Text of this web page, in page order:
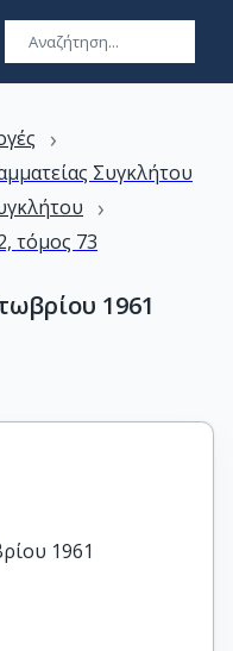
›
Συγκλήτου
›
τόμος 73
1961
1961